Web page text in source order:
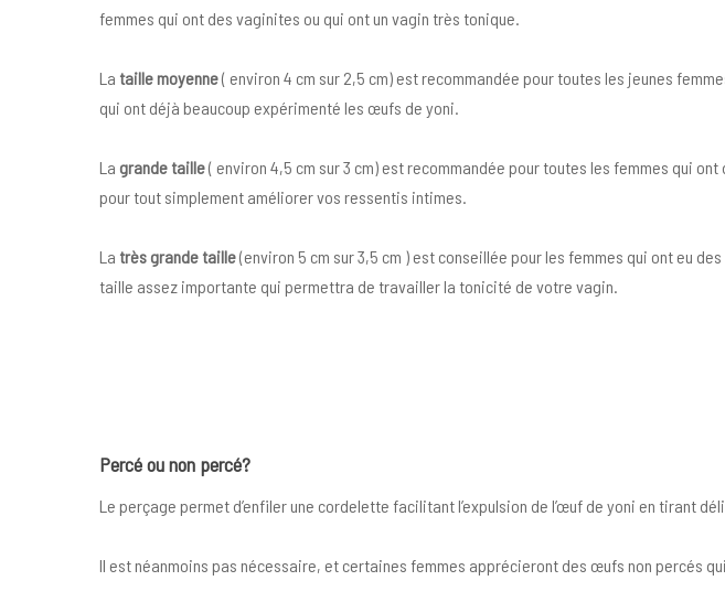
femmes qui ont des vaginites ou qui ont un vagin très tonique.
La taille moyenne( environ 4 cm sur 2,5 cm) est recommandée pour toutes les jeunes
qui ont déjà beaucoup expérimenté les œufs de yoni.
La grande taille( environ 4,5 cm sur 3 cm) est recommandée pour toutes les femmes qui
pour tout simplement améliorer vos ressentis intimes.
La très grande taille(environ 5 cm sur 3,5 cm ) est conseillée pour les femmes qui ont eu
taille assez importante qui permettra de travailler la tonicité de votre vagin.
Percé ou non percé?
Le perçage permet d’enfiler une cordelette facilitant l’expulsion de l’œuf de yoni en tirant
Il est néanmoins pas nécessaire, et certaines femmes apprécieront des œufs non percés